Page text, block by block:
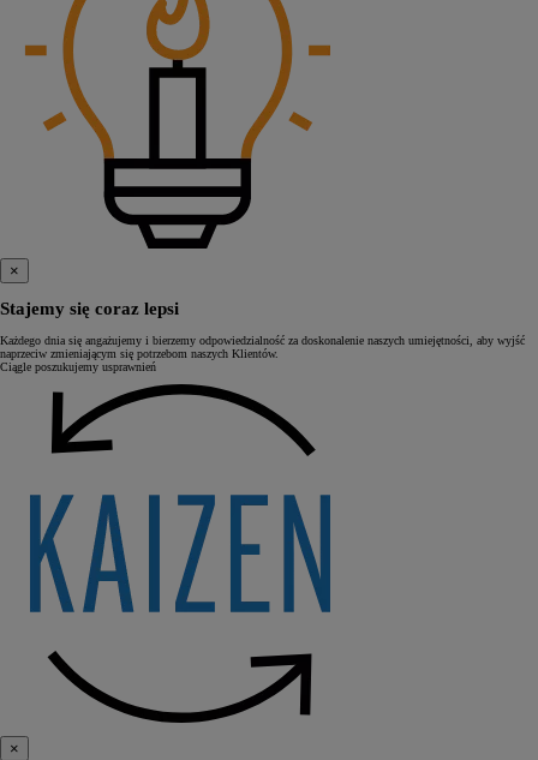
×
Stajemy się coraz lepsi
Każdego dnia się angażujemy i bierzemy odpowiedzialność za doskonalenie naszych umiejętności, aby wyjść
naprzeciw zmieniającym się potrzebom naszych Klientów.
Ciągle poszukujemy usprawnień
×